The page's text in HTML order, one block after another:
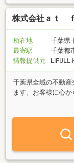
株式会社ａｔ
所在地
千葉県
最寄駅
千葉都
情報提供元
LIFULL
千葉県全域の不動
ます。お客様に心
サポートいたしま